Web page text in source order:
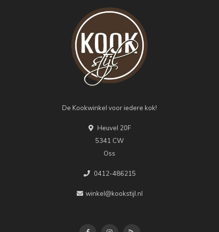
De Kookwinkel voor iedere kok!
Heuvel 20F
5341 CW
Oss
0412-486215
winkel@kookstijl.nl